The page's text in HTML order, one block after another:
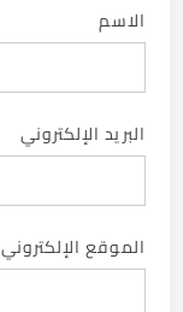
الاسم
البريد الإلكتروني
الموقع الإلكتروني